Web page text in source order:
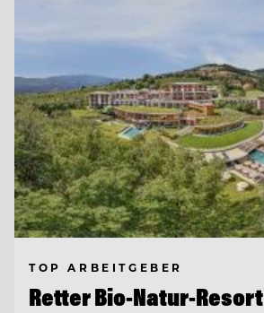
TOP ARBEITGEBER
Retter Bio-Natur-Resort